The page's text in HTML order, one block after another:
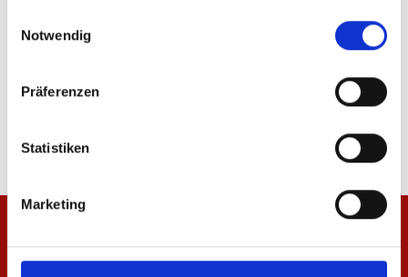
Notwendig
Präferenzen
Statistiken
Marketing
T-Shirt Wardrobe Pro